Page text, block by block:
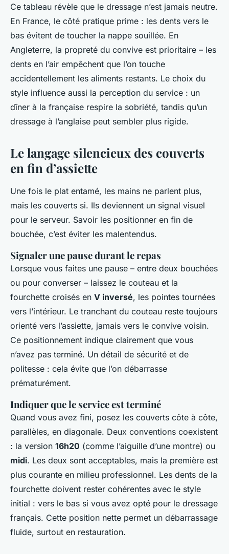
Ce tableau révèle que le dressage n’est jamais neutre.
En France, le côté pratique prime : les dents vers le
bas évitent de toucher la nappe souillée. En
Angleterre, la propreté du convive est prioritaire – les
dents en l’air empêchent que l’on touche
accidentellement les aliments restants. Le choix du
style influence aussi la perception du service : un
dîner à la française respire la sobriété, tandis qu’un
dressage à l’anglaise peut sembler plus rigide.
Le langage silencieux des couverts
en fin d’assiette
Une fois le plat entamé, les mains ne parlent plus,
mais les couverts si. Ils deviennent un signal visuel
pour le serveur. Savoir les positionner en fin de
bouchée, c’est éviter les malentendus.
Signaler une pause durant le repas
Lorsque vous faites une pause – entre deux bouchées
ou pour converser – laissez le couteau et la
fourchette croisés en V inversé, les pointes tournées
vers l’intérieur. Le tranchant du couteau reste toujours
orienté vers l’assiette, jamais vers le convive voisin.
Ce positionnement indique clairement que vous
n’avez pas terminé. Un détail de sécurité et de
politesse : cela évite que l’on débarrasse
prématurément.
Indiquer que le service est terminé
Quand vous avez fini, posez les couverts côte à côte,
parallèles, en diagonale. Deux conventions coexistent
: la version 16h20 (comme l’aiguille d’une montre) ou
midi. Les deux sont acceptables, mais la première est
plus courante en milieu professionnel. Les dents de la
fourchette doivent rester cohérentes avec le style
initial : vers le bas si vous avez opté pour le dressage
français. Cette position nette permet un débarrassage
fluide, surtout en restauration.